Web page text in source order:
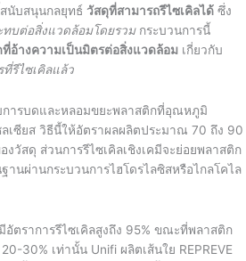
นับสนุนกลยุทธ์ วัสดุที่สามารถรีไซเคิลได้ ซึ่ง
ทบต่อสิ่งแวดล้อมโดยรวมกระบวนการนี้
ที่อ้างความเป็นมิตรต่อสิ่งแวดล้อม เกี่ยวกับ
รีไซเคิลแล้ว
การบดและหลอมขยะพลาสติกที่อุณหภูมิ
เซียส วิธีนี้ให้อัตราผลผลิตประมาณ 70 ถึง 90
วัสดุ ส่วนการรีไซเคิลเชิงเคมีจะย่อยพลาสติก
านผ่านกระบวนการไฮโดรไลซิสหรือไกลโคไล
อัตราการรีไซเคิลสูงถึง 95% ขณะที่พลาสติก
30% เท่านั้น Unifi ผลิตเส้นใย REPREVE